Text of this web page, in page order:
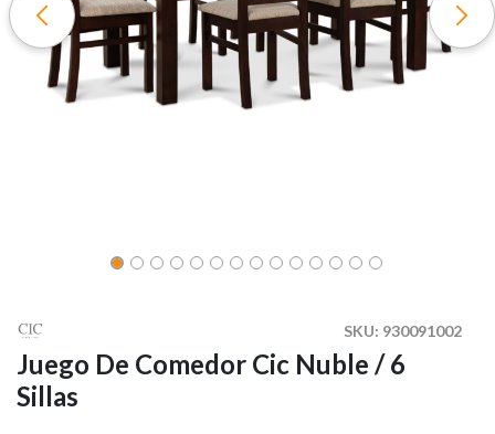
SKU: 930091002
Juego De Comedor Cic Nuble / 6
Sillas